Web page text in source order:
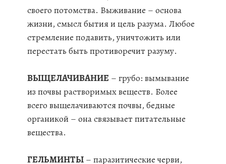
своего потомства. Выживание – основа
жизни, смысл бытия и цель разума. Любое
стремление подавить, уничтожить или
перестать быть противоречит разуму.
ВЫЩЕЛАЧИВАНИЕ – грубо: вымывание
из почвы растворимых веществ. Более
всего выщелачиваются почвы, бедные
органикой – она связывает питательные
вещества.
ГЕЛЬМИНТЫ – паразитические черви,